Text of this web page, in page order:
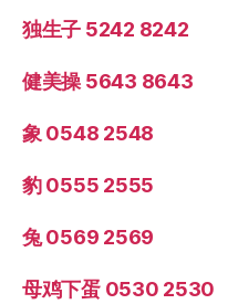
独生子 5242 8242
健美操 5643 8643
象 0548 2548
豹 0555 2555
兔 0569 2569
母鸡下蛋 0530 2530